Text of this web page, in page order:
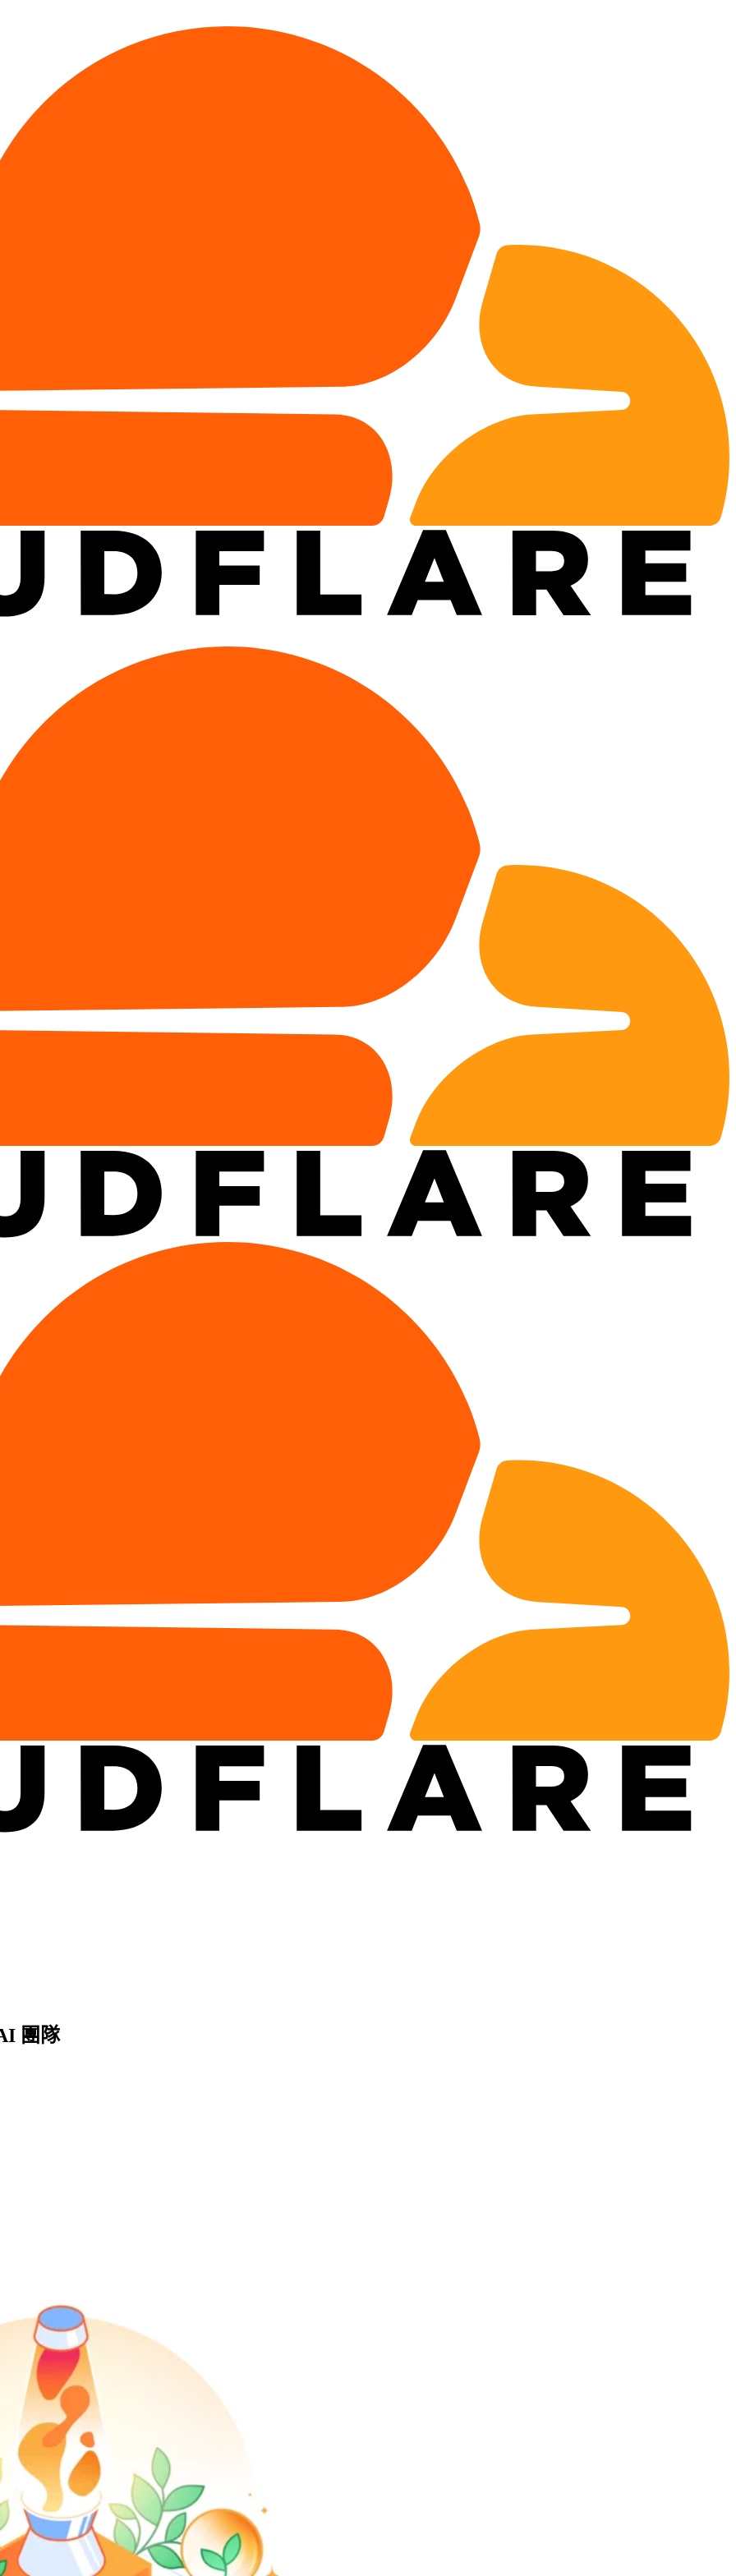
團隊